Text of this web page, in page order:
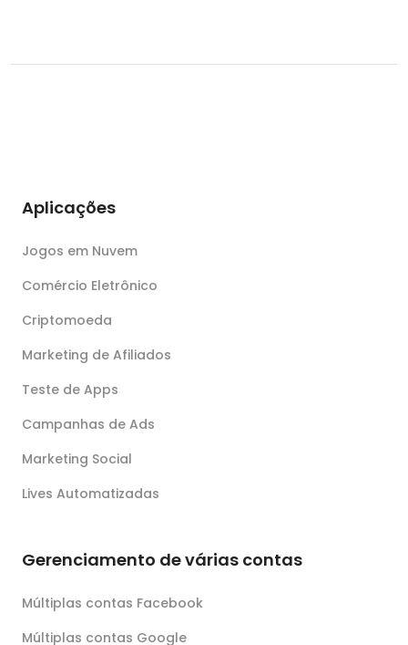
Aplicações
Jogos em Nuvem
Comércio Eletrônico
Criptomoeda
Marketing de Afiliados
Teste de Apps
Campanhas de Ads
Marketing Social
Lives Automatizadas
Gerenciamento de várias contas
Múltiplas contas Facebook
Múltiplas contas Google